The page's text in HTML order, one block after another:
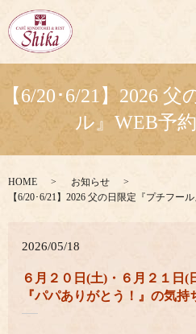
【6/20･6/21】2026
ル』WEB予
HOME
お知らせ
【6/20･6/21】2026 父の日限定『プチフー
2026/05/18
６月２０日(土)・６月２１日(
『パパありがとう！』の気持